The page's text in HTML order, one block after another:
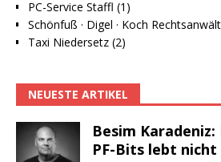
PC-Service Staffl (1)
Schönfuß · Digel · Koch
Taxi Niedersetz (2)
NEUESTE ARTIKEL
Besim
PF-Bits lebt